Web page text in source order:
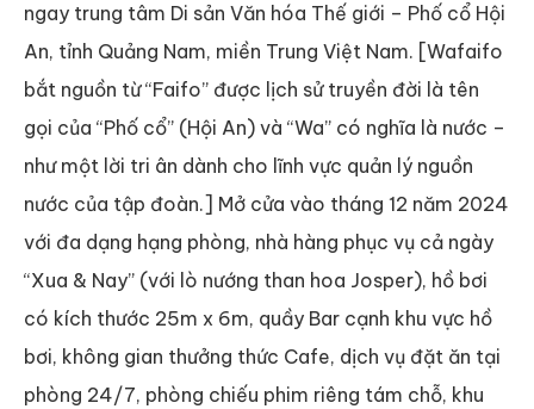
ngay trung tâm Di sản Văn hóa Thế giới – Phố cổ Hội
An, tỉnh Quảng Nam, miền Trung Việt Nam. [Wafaifo
bắt nguồn từ “Faifo” được lịch sử truyền đời là tên
gọi của “Phố cổ” (Hội An) và “Wa” có nghĩa là nước –
như một lời tri ân dành cho lĩnh vực quản lý nguồn
nước của tập đoàn.] Mở cửa vào tháng 12 năm 2024
với đa dạng hạng phòng, nhà hàng phục vụ cả ngày
“Xua & Nay” (với lò nướng than hoa Josper), hồ bơi
có kích thước 25m x 6m, quầy Bar cạnh khu vực hồ
bơi, không gian thưởng thức Cafe, dịch vụ đặt ăn tại
phòng 24/7, phòng chiếu phim riêng tám chỗ, khu